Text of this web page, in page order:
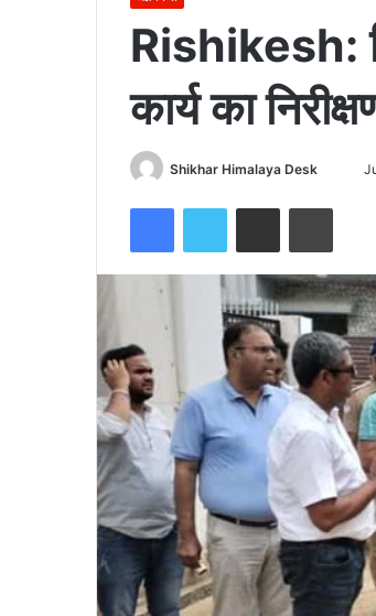
Rishikesh:
कार्य का
Shikhar Himalaya Desk
Send
FacebookTwitter Share via Email Print